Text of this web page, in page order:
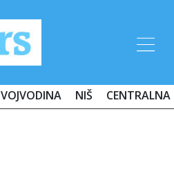
VOJVODINA NIŠ CENTRALNA